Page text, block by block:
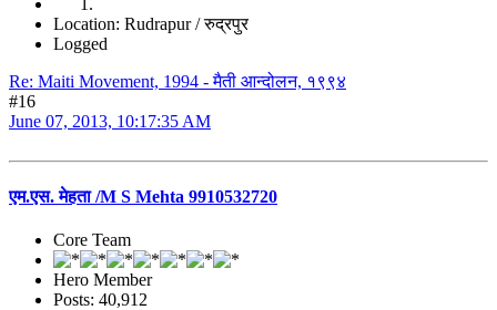
Location: Rudrapur / रुद्रपुर
Logged
Re: Maiti Movement, 1994 - मैती आन्दोलन, १९९४
#16
June 07, 2013, 10:17:35 AM
एम.एस. मेहता /M S Mehta 9910532720
Core Team
Hero Member
Posts: 40,912